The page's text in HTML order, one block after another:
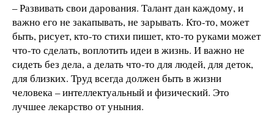
– Развивать свои дарования. Талант дан каждому, и
важно его не закапывать, не зарывать. Кто-то, может
быть, рисует, кто-то стихи пишет, кто-то руками может
что-то сделать, воплотить идеи в жизнь. И важно не
сидеть без дела, а делать что-то для людей, для деток,
для близких. Труд всегда должен быть в жизни
человека – интеллектуальный и физический. Это
лучшее лекарство от уныния.